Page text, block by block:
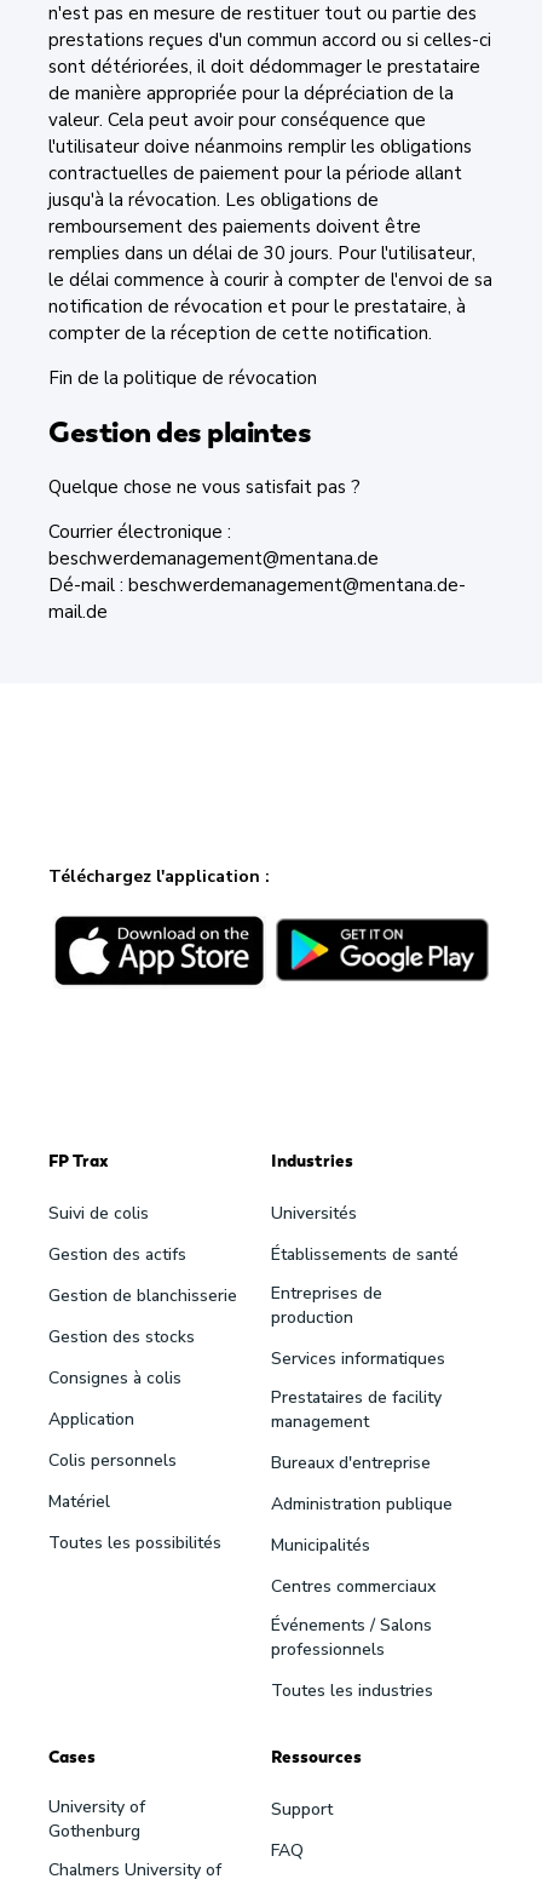
n'est pas en mesure de restituer tout ou partie des
prestations reçues d'un commun accord ou si celles-ci
sont détériorées, il doit dédommager le prestataire
de manière appropriée pour la dépréciation de la
valeur. Cela peut avoir pour conséquence que
l'utilisateur doive néanmoins remplir les obligations
contractuelles de paiement pour la période allant
jusqu'à la révocation. Les obligations de
remboursement des paiements doivent être
remplies dans un délai de 30 jours. Pour l'utilisateur,
le délai commence à courir à compter de l'envoi de sa
notification de révocation et pour le prestataire, à
compter de la réception de cette notification.
Fin de la politique de révocation
Gestion des plaintes
Quelque chose ne vous satisfait pas ?
Courrier électronique :
beschwerdemanagement@mentana.de
Dé-mail : beschwerdemanagement@mentana.de-
mail.de
Téléchargez l'application :
FP Trax
Suivi de colis
Gestion des actifs
Gestion de blanchisserie
Gestion des stocks
Consignes à colis
Application
Colis personnels
Matériel
Toutes les possibilités
Industries
Universités
Établissements de santé
Entreprises de
production
Services informatiques
Prestataires de facility
management
Bureaux d'entreprise
Administration publique
Municipalités
Centres commerciaux
Événements / Salons
professionnels
Toutes les industries
Cases
University of
Gothenburg
Chalmers University of
Ressources
Support
FAQ